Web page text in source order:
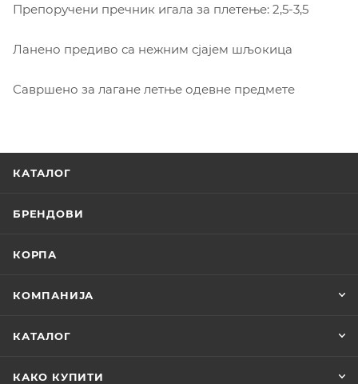
Препоручени пречник игала за плетење: 2,5-3,5
Ланено предиво са нежним сјајем шљокица
Савршено за лагане летње одевне предмете
КАТАЛОГ
БРЕНДОВИ
КОРПА
КОМПАНИЈА
КАТАЛОГ
КАКО КУПИТИ